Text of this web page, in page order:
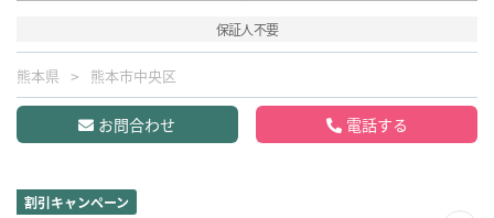
保証人不要
熊本県 熊本市中央区
お問合わせ 電話する
割引キャンペーン